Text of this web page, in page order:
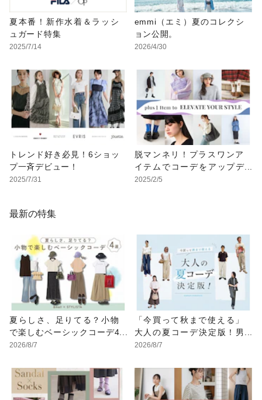
夏本番！新作水着＆ラッシ
ュガード特集
2025/7/14
emmi（エミ）夏のコレクシ
ョン公開。
2026/4/30
トレンド好き必見！6ショッ
プ一斉デビュー！
2025/7/31
脱マンネリ！プラスワンア
イテムでコーデをアップデ
ート
2025/2/5
最新の特集
夏らしさ、足りてる？小物
で楽しむベーシックコーデ4
選
2026/8/7
「今買って秋まで使える」
大人の夏コーデ決定版！男
女別正解スタイルとNGな着
2026/8/7